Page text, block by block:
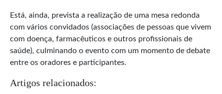
Está, ainda, prevista a realização de uma mesa redonda
com vários convidados (associações de pessoas que vivem
com doença, farmacêuticos e outros profissionais de
saúde), culminando o evento com um momento de debate
entre os oradores e participantes.
Artigos relacionados: